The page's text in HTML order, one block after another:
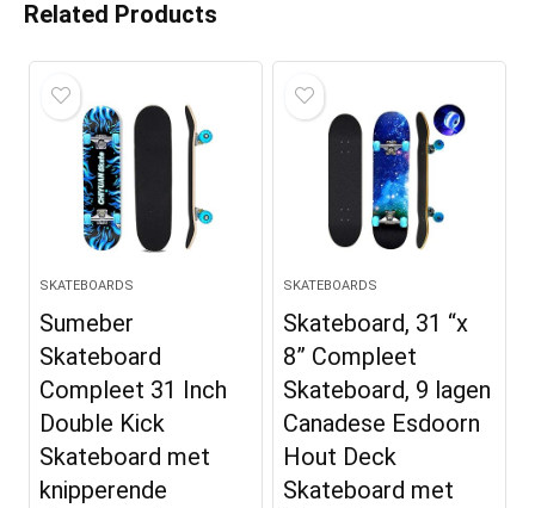
Related Products
SKATEBOARDS
Sumeber
Skateboard
Compleet 31 Inch
Double Kick
Skateboard met
knipperende
SKATEBOARDS
Skateboard, 31 “x
8” Compleet
Skateboard, 9 lagen
Canadese Esdoorn
Hout Deck
Skateboard met